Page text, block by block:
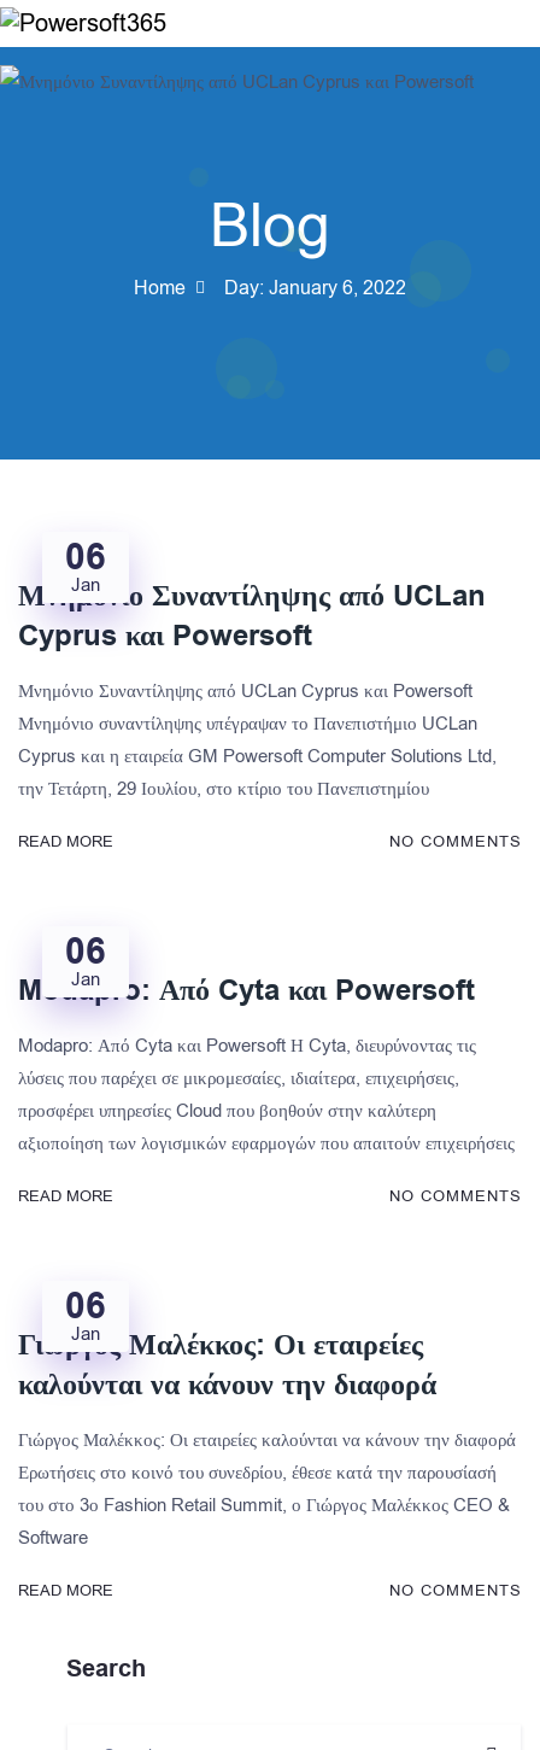
Blog
Home Day: January 6, 2022
06
Jan
Μνημόνιο Συναντίληψης από UCLan
Cyprus και Powersoft
Μνημόνιο Συναντίληψης από UCLan Cyprus και Powersoft
Μνημόνιο συναντίληψης υπέγραψαν το Πανεπιστήμιο UCLan
Cyprus και η εταιρεία GM Powersoft Computer Solutions Ltd,
την Τετάρτη, 29 Ιουλίου, στο κτίριο του Πανεπιστημίου
READ MORE NO COMMENTS
06
Jan
Modapro: Από Cyta και Powersoft
Modapro: Από Cyta και Powersoft Η Cyta, διευρύνοντας τις
λύσεις που παρέχει σε μικρομεσαίες, ιδιαίτερα, επιχειρήσεις,
προσφέρει υπηρεσίες Cloud που βοηθούν στην καλύτερη
αξιοποίηση των λογισμικών εφαρμογών που απαιτούν επιχειρήσεις
READ MORE NO COMMENTS
06
Jan
Γιώργος Μαλέκκος: Οι εταιρείες
καλούνται να κάνουν την διαφορά
Γιώργος Μαλέκκος: Οι εταιρείες καλούνται να κάνουν την διαφορά
Ερωτήσεις στο κοινό του συνεδρίου, έθεσε κατά την παρουσίασή
του στο 3ο Fashion Retail Summit, ο Γιώργος Μαλέκκος CEO &
Software
READ MORE NO COMMENTS
Search